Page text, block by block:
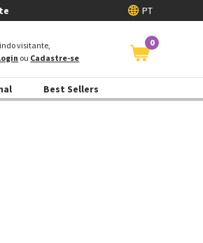
PT
visitante,
ou Cadastre-se
0
Best Sellers